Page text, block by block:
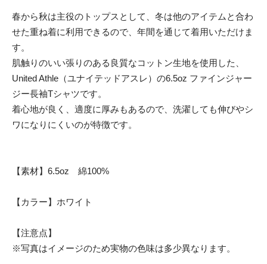
春から秋は主役のトップスとして、冬は他のアイテムと合わ
せた重ね着に利用できるので、年間を通じて着用いただけま
す。
肌触りのいい張りのある良質なコットン生地を使用した、
United Athle（ユナイテッドアスレ）の6.5oz ファインジャー
ジー長袖Tシャツです。
着心地が良く、適度に厚みもあるので、洗濯しても伸びやシ
ワになりにくいのが特徴です。
【素材】6.5oz 綿100%
【カラー】ホワイト
【注意点】
※写真はイメージのため実物の色味は多少異なります。